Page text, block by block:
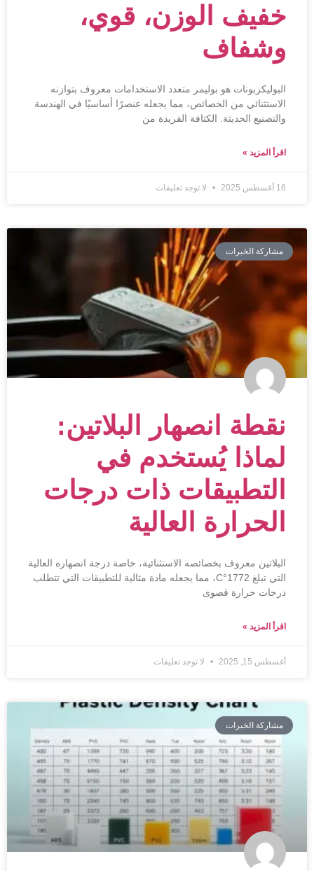
خفيف الوزن، قوي،
وشفاف
البوليكربونات هو بوليمر متعدد الاستخدامات معروف بتوازنه
الاستثنائي من الخصائص، مما يجعله عنصرًا أساسيًا في الهندسة
والتصنيع الحديثة. الكثافة الفريدة من
اقرأ المزيد »
16 أغسطس 2025 لا توجد تعليقات
مشاركة الخبرات
نقطة انصهار البلاتين:
لماذا يُستخدم في
التطبيقات ذات درجات
الحرارة العالية
البلاتين معروف بخصائصه الاستثنائية، خاصة درجة انصهاره العالية
التي تبلغ 1772°C، مما يجعله مادة مثالية للتطبيقات التي تتطلب
درجات حرارة قصوى
اقرأ المزيد »
أغسطس 15, 2025 لا توجد تعليقات
مشاركة الخبرات